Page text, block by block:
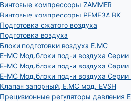
Винтовые компрессоры ZAMMER
Винтовые компрессоры РЕМЕЗА ВК
Подготовка сжатого воздуха
Подготовка воздуха
Блоки подготовки воздуха E.MC
E-MC Мод.блоки под-и воздуха Серии
E-MC Мод.блоки под-и воздуха Серии
E-MC Мод.блоки под-и воздуха Серии
Клапан запорный, E.MC мод. EVSH
Прецизионные регуляторы давления